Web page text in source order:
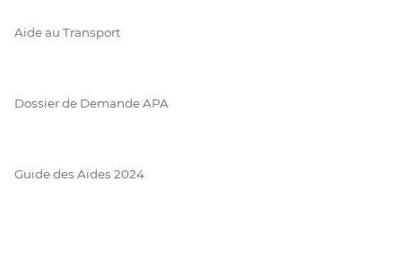
Aide au Transport
Dossier de Demande APA
Guide des Aides 2024